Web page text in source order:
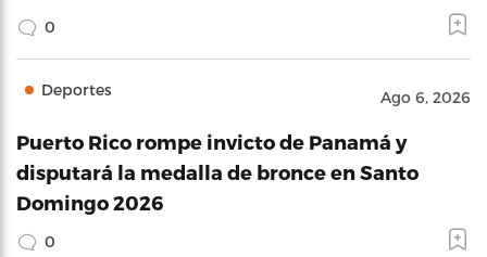
0
Deportes Ago 6, 2026
Puerto Rico rompe invicto de Panamá y
disputará la medalla de bronce en Santo
Domingo 2026
0